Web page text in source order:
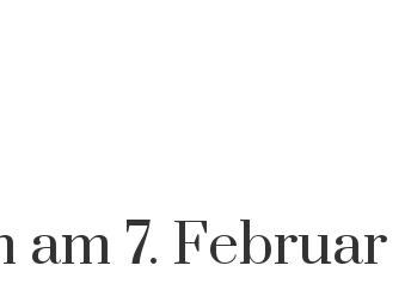
am 7. Februar